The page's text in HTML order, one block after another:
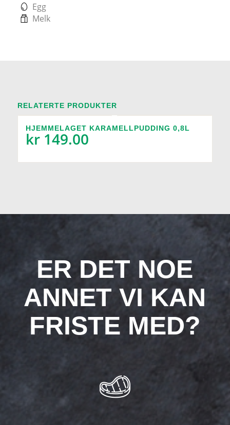
Egg
Melk
RELATERTE PRODUKTER
HJEMMELAGET KARAMELLPUDDING 0,8L
kr149.00
ER DET NOE
ANNET VI KAN
FRISTE MED?